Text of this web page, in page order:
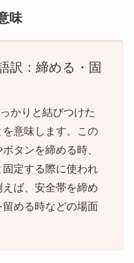
味
訳：締める・固
かりと結びつけた
意味します。この
タンを締める時、
定する際に使われ
ば、安全帯を締め
める時などの場面